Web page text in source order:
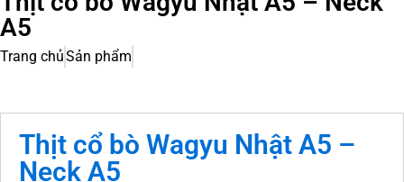
A5
Trang chủSản phẩm
Thịt cổ bò Wagyu Nhật A5 –
Neck A5